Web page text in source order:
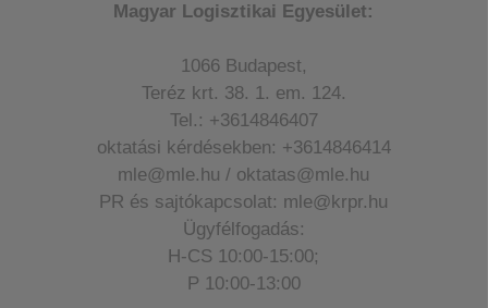
Magyar Logisztikai Egyesület:
1066 Budapest,
Teréz krt. 38. 1. em. 124.
Tel.: +3614846407
oktatási kérdésekben: +3614846414
mle@mle.hu / oktatas@mle.hu
PR és sajtókapcsolat: mle@krpr.hu
Ügyfélfogadás:
H-CS 10:00-15:00;
P 10:00-13:00